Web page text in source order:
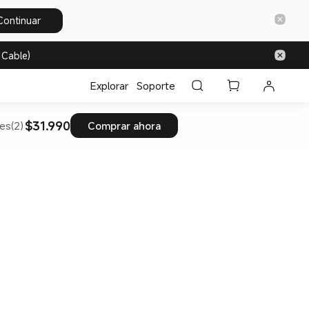
Explorar Soporte
$31.990 Comprar ahora